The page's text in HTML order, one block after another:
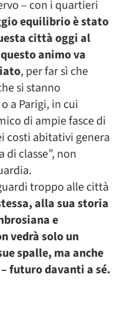
– con i quartieri
equilibrio è stato
città oggi al
animo va
, per far sì che
si stanno
a Parigi, in cui
di ampie fasce di
costi abitativi genera
classe”, non
troppo alle città
alla sua storia
e
vedrà solo un
spalle, ma anche
futuro davanti a sé.